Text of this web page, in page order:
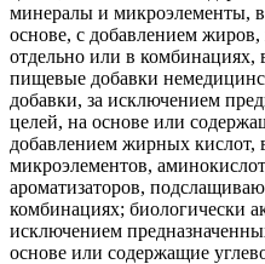
минералы и микроэлементы, в
основе, с добавлением
отдельно или в
пищевые добавки
добавки, за исключением
целей, на основе или
добавлением жирных кислот,
микроэлементов,
ароматизаторов,
комбинациях; биологически
исключением
основе или содержащие